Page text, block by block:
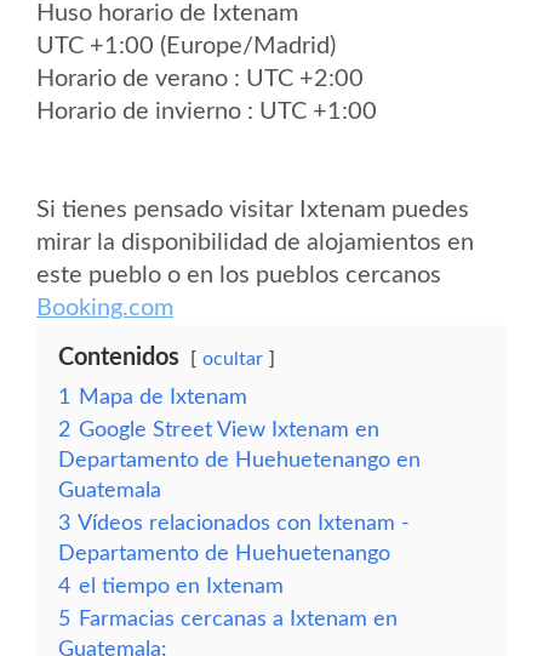
Huso horario de Ixtenam
UTC +1:00 (Europe/Madrid)
Horario de verano : UTC +2:00
Horario de invierno : UTC +1:00
Si tienes pensado visitar Ixtenam puedes
mirar la disponibilidad de alojamientos en
este pueblo o en los pueblos cercanos
Booking.com
Contenidos ocultar
1
Mapa de Ixtenam
2 Google Street View Ixtenam en
Departamento de Huehuetenango en
Guatemala
3 Vídeos relacionados con Ixtenam -
Departamento de Huehuetenango
4 el tiempo en Ixtenam
5 Farmacias cercanas a Ixtenam en
Guatemala: